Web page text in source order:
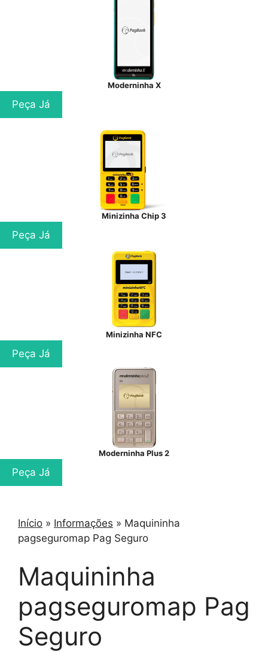
Moderninha X
Peça Já
Minizinha Chip 3
Peça Já
Minizinha NFC
Peça Já
Moderninha Plus 2
Peça Já
Início » Informações » Maquininha
pagseguromap Pag Seguro
Maquininha
pagseguromap Pag
Seguro